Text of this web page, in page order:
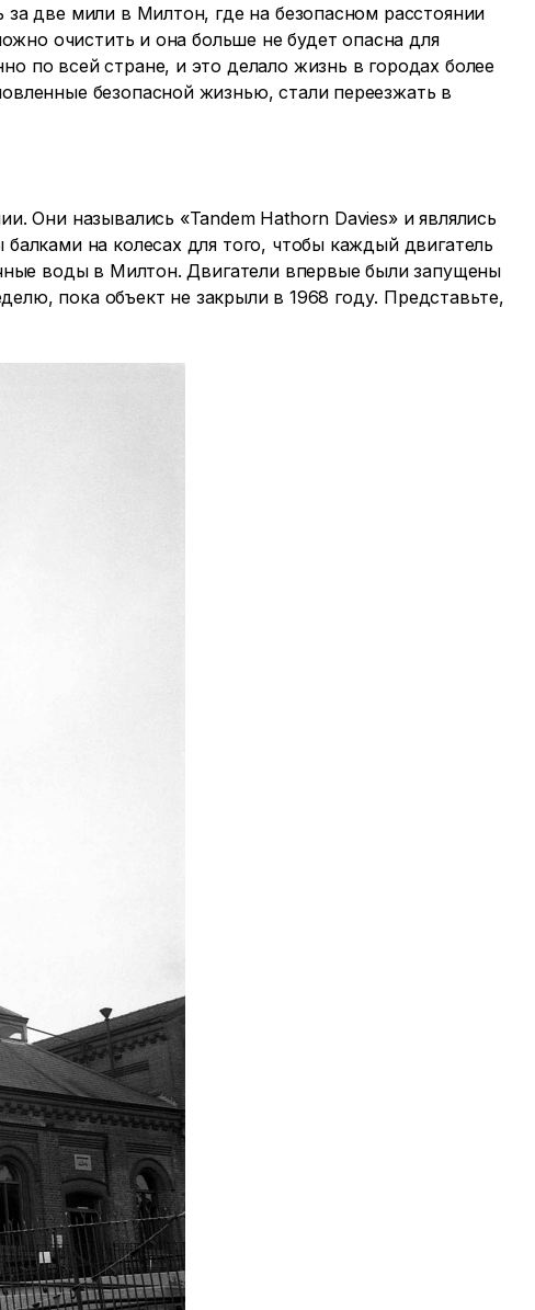
две мили в Милтон, где на безопасном расстоянии
очистить и она больше не будет опасна для
по всей стране, и это делало жизнь в городах более
безопасной жизнью, стали переезжать в
Они назывались «Tandem Hathorn Davies» и являлись
на колесах для того, чтобы каждый двигатель
воды в Милтон. Двигатели впервые были запущены
пока объект не закрыли в 1968 году. Представьте,